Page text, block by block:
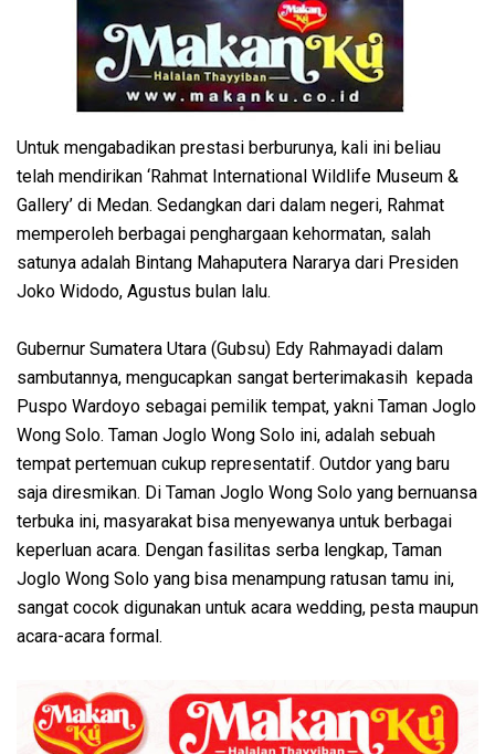
Untuk mengabadikan prestasi berburunya, kali ini beliau
telah mendirikan ‘Rahmat International Wildlife Museum &
Gallery’ di Medan. Sedangkan dari dalam negeri, Rahmat
memperoleh berbagai penghargaan kehormatan, salah
satunya adalah Bintang Mahaputera Nararya dari Presiden
Joko Widodo, Agustus bulan lalu.
Gubernur Sumatera Utara (Gubsu) Edy Rahmayadi dalam
sambutannya, mengucapkan sangat berterimakasih kepada
Puspo Wardoyo sebagai pemilik tempat, yakni Taman Joglo
Wong Solo. Taman Joglo Wong Solo ini, adalah sebuah
tempat pertemuan cukup representatif. Outdor yang baru
saja diresmikan. Di Taman Joglo Wong Solo yang bernuansa
terbuka ini, masyarakat bisa menyewanya untuk berbagai
keperluan acara. Dengan fasilitas serba lengkap, Taman
Joglo Wong Solo yang bisa menampung ratusan tamu ini,
sangat cocok digunakan untuk acara wedding, pesta maupun
acara-acara formal.